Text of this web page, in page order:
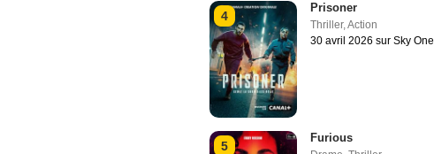
4
Prisoner
Thriller,Action
30 avril 2026 sur Sky One
5
Furious